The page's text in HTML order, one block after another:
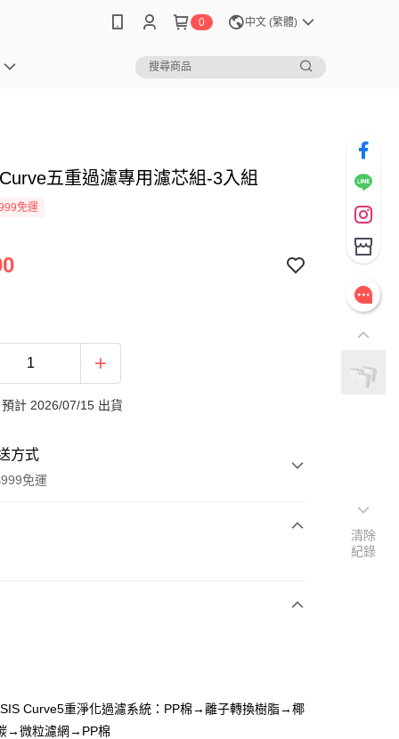
0 中文 (繁體)
五重過濾專用濾芯組-3入組
免運
計 2026/07/15 出貨
方式
免運
款
業銀行
行
蓄銀行
商業銀行
兆豐國際商業銀行
企業銀行
率 每期
行
儲蓄銀行
台北富邦商業銀行
商業銀行
Curve5重淨化過濾系統：PP棉→離子轉換樹脂→椰
→微粒濾網→PP棉
清除
紀錄